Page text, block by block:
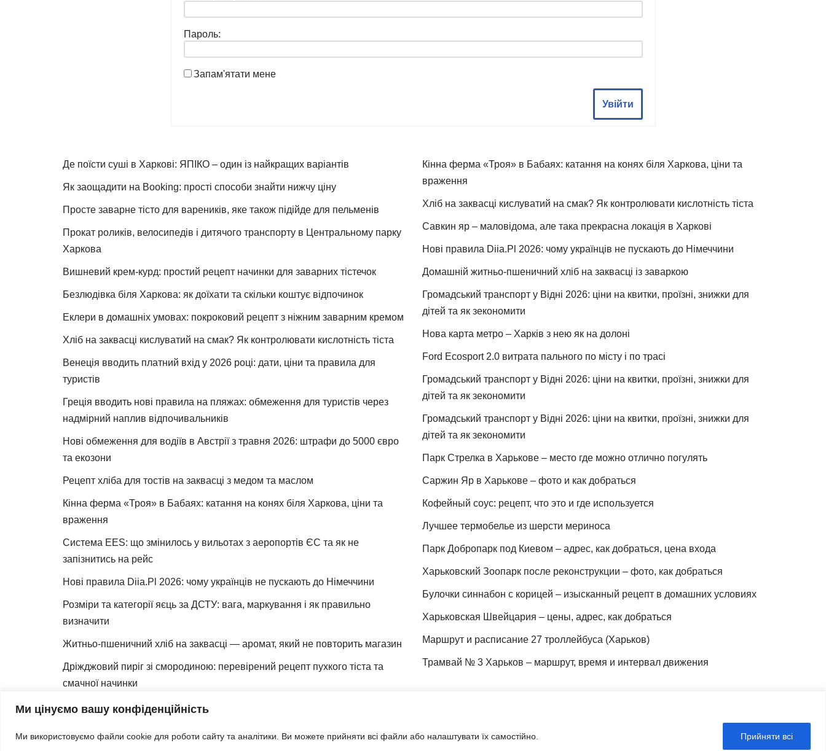
Ми цінуємо вашу конфіденційність
Ми використовуємо файли cookie для роботи сайту та аналітики. Ви можете прийняти всі файли або налаштувати їх самостійно. Прийняти всі
Пароль:
Запам'ятати мене
Увійти
Де поїсти суші в Харкові: ЯПІКО – один із найкращих варіантів
Як заощадити на Booking: прості способи знайти нижчу ціну
Просте заварне тісто для вареників, яке також підійде для пельменів
Прокат роликів, велосипедів і дитячого транспорту в Центральному парку
Харкова
Вишневий крем-курд: простий рецепт начинки для заварних тістечок
Безлюдівка біля Харкова: як доїхати та скільки коштує відпочинок
Еклери в домашніх умовах: покроковий рецепт з ніжним заварним кремом
Хліб на заквасці кислуватий на смак? Як контролювати кислотність тіста
Венеція вводить платний вхід у 2026 році: дати, ціни та правила для
туристів
Греція вводить нові правила на пляжах: обмеження для туристів через
надмірний наплив відпочивальників
Нові обмеження для водіїв в Австрії з травня 2026: штрафи до 5000 євро
та екозони
Рецепт хліба для тостів на заквасці з медом та маслом
Кінна ферма «Троя» в Бабаях: катання на конях біля Харкова, ціни та
враження
Система EES: що змінилось у вильотах з аеропортів ЄС та як не
запізнитись на рейс
Нові правила Diia.Pl 2026: чому українців не пускають до Німеччини
Розміри та категорії яєць за ДСТУ: вага, маркування і як правильно
визначити
Житньо-пшеничний хліб на заквасці — аромат, який не повторить магазин
Дріжджовий пиріг зі смородиною: перевірений рецепт пухкого тіста та
смачної начинки
Як зробити закваску для хліба вдома
Кінна ферма «Троя» в Бабаях: катання на конях біля Харкова, ціни та
враження
Хліб на заквасці кислуватий на смак? Як контролювати кислотність тіста
Савкин яр – маловідома, але така прекрасна локація в Харкові
Нові правила Diia.Pl 2026: чому українців не пускають до Німеччини
Домашній житньо-пшеничний хліб на заквасці із заваркою
Громадський транспорт у Відні 2026: ціни на квитки, проїзні, знижки для
дітей та як зекономити
Нова карта метро – Харків з нею як на долоні
Ford Ecosport 2.0 витрата пального по місту і по трасі
Громадський транспорт у Відні 2026: ціни на квитки, проїзні, знижки для
дітей та як зекономити
Громадський транспорт у Відні 2026: ціни на квитки, проїзні, знижки для
дітей та як зекономити
Парк Стрелка в Харькове – место где можно отлично погулять
Саржин Яр в Харькове – фото и как добраться
Кофейный соус: рецепт, что это и где используется
Лучшее термобелье из шерсти мериноса
Парк Добропарк под Киевом – адрес, как добраться, цена входа
Харьковский Зоопарк после реконструкции – фото, как добраться
Булочки синнабон с корицей – изысканный рецепт в домашних условиях
Харьковская Швейцария – цены, адрес, как добраться
Маршрут и расписание 27 троллейбуса (Харьков)
Трамвай № 3 Харьков – маршрут, время и интервал движения